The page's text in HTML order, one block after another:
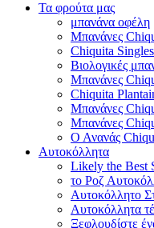
Τα φρούτα μας
μπανάνα οφέλη
Μπανάνες
Chiquita
Βιολογικές
Μπανάνες
Chiquita
Μπανάνες
Μπανάνες
Ο Ανανάς
Αυτοκόλλητα
Likely the Best
το Ροζ
Αυτοκόλλητο
Αυτοκόλλητα
Ξεφλουδίστε